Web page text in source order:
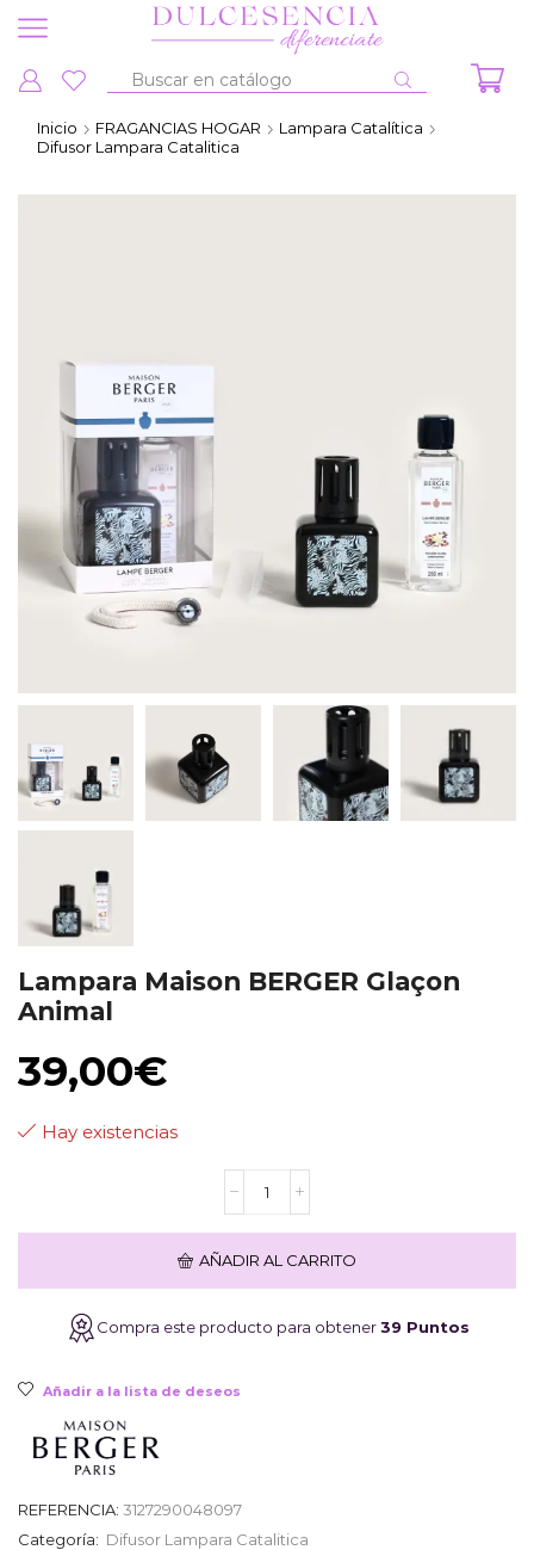
Entrada
búsqueda
Inicio FRAGANCIAS HOGAR
Lampara Catalítica
Difusor Lampara Catalitica
Lampara Maison BERGER Glaçon
Animal
39,00€
Hay existencias
Maison
Animal
cantidad
AÑADIR AL CARRITO
Compra este producto para obtener39 Puntos
Añadir a la lista de deseos
REFERENCIA: 3127290048097
Categoría: Difusor Lampara Catalitica